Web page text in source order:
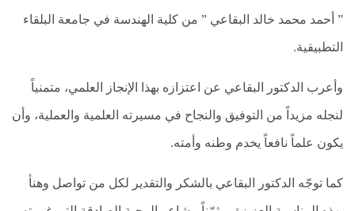
خدماتنا
العلاج
العلاج
الجسماني
الشأمل
قاعة
” أحمد محمد خالد البقاعي ” من كلية الهندسة في جامعة البلقاء
التطبيقية.
وأعرب الدكتور البقاعي عن اعتزازه بهذا الإنجاز العلمي، متمنياً
لنجله مزيداً من التوفيق والنجاح في مسيرته العلمية والعملية، وأن
يكون علماً نافعاً يخدم وطنه وأمته.
كما توجّه الدكتور البقاعي بالشكر والتقدير لكل من تواصل وهنأ